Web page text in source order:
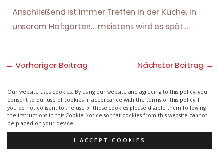
Our website uses cookies. By using our website and agreeing to this policy, you
consent to our use of cookies in accordance with the terms of this policy. If
you do not consent to the use of these cookies please disable them following
the instructions in this Cookie Notice so that cookies from this website cannot
be placed on your device.
I ACCEPT COOKIES
Anschließend ist immer Treffen in der Küche, in
unserem Hof:garten… meistens wird es spät…
Post
← Vorheriger Beitrag Nächster Beitrag →
kontakt
impressum
datenschutzerklärung